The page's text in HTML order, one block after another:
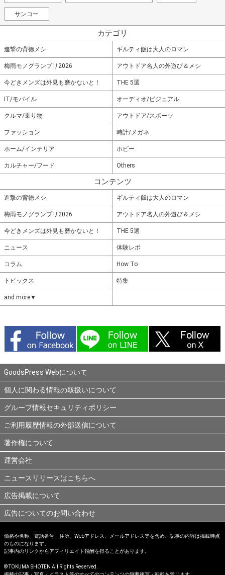
サンコー
カテゴリ
進撃の背徳メシ ギルティ飯は大人のロマン
梅雨モノグランプリ2026 アウトドア名人の外遊び＆メシ
今どきメンズは外見も磨かないと！ THE 5選
IT/モバイル オーディオ/ビジュアル
クルマ/乗り物 アウトドア/スポーツ
ファッション 時計/メガネ
ホーム/インテリア ホビー
カルチャー/フード Others
コンテンツ
進撃の背徳メシ ギルティ飯は大人のロマン
梅雨モノグランプリ2026 アウトドア名人の外遊び＆メシ
今どきメンズは外見も磨かないと！ THE 5選
ニュース 体験レポ
コラム How To
トピックス 特集
and more▼
GoodsPress Webについて
個人に関わる情報の取扱いについて
グループ情報セキュリティポリシー
ご利用履歴情報の外部送信について
著作権について
運営会社
ニュースリリースはこちらへ
広告掲載について
広告についてのお問い合わせ
価格や名称、電話番号、住所、Webアドレス、メールアドレス等を含め、記事の内容は掲載時点
のものになります。
記事内のリンクからアフィリエイト報酬を得ることがあります。
© TOKUMA SHOTEN All Rights Reserved.